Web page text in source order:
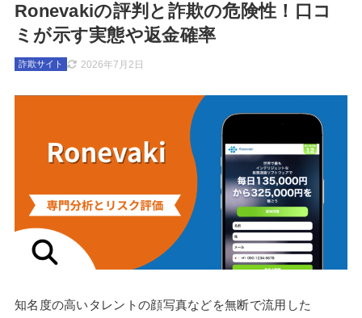
Ronevakiの評判と詐欺の危険性！口コ
ミが示す実態や返金確率
2026年7月2日
詐欺サイト
知名度の高いタレントの顔写真などを無断で流用した